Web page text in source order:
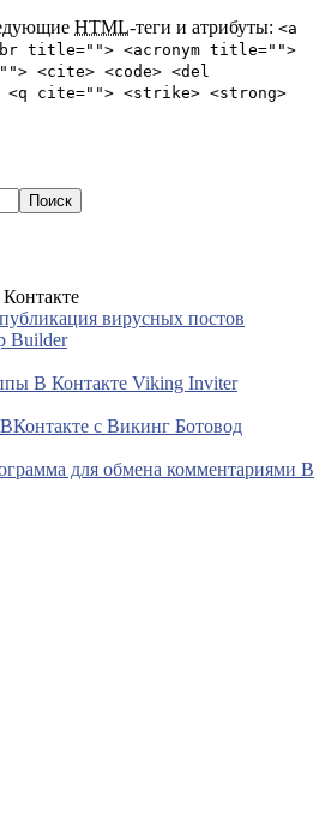
HTML-теги и атрибуты: <a
title=""> <acronym title="">
<cite> <code> <del
<q cite=""> <strike> <strong>
вирусных постов
Builder
В Контакте Viking Inviter
с Викинг Ботовод
для обмена комментариями В